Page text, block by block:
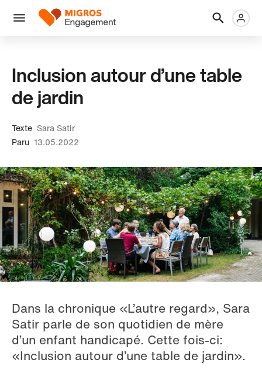
liens
tête
Menu
Logo
Inclusion autour d’une table
de jardin
Texte Sara Satir
Paru 13.05.2022
Dans la chronique «L’autre regard», Sara
Satir parle de son quotidien de mère
d’un enfant handicapé. Cette fois-ci:
«Inclusion autour d’une table de jardin».